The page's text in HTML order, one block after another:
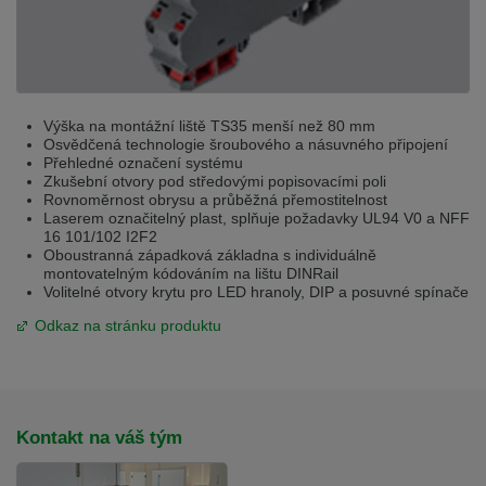
Výška na montážní liště TS35 menší než 80 mm
Osvědčená technologie šroubového a násuvného připojení
Přehledné označení systému
Zkušební otvory pod středovými popisovacími poli
Rovnoměrnost obrysu a průběžná přemostitelnost
Laserem označitelný plast, splňuje požadavky UL94 V0 a NFF
16 101/102 I2F2
Oboustranná západková základna s individuálně
montovatelným kódováním na lištu DINRail
Volitelné otvory krytu pro LED hranoly, DIP a posuvné spínače
Odkaz na stránku produktu
Kontakt na váš tým